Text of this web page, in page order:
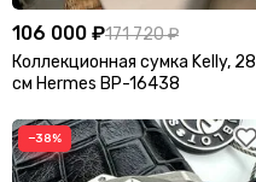
106 000 ₽171 720 ₽
Коллекционная сумка Kelly, 28
см Hermes BP-16438
−38%